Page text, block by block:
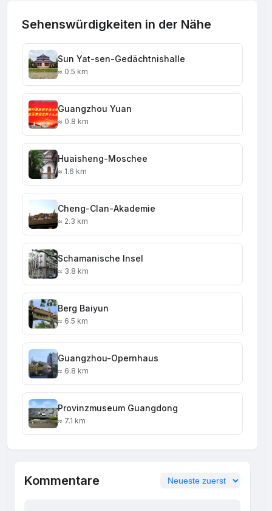
Sehenswürdigkeiten in der Nähe
Sun Yat-sen-Gedächtnishalle
≈ 0.5 km
Guangzhou Yuan
≈ 0.8 km
Huaisheng-Moschee
≈ 1.6 km
Cheng-Clan-Akademie
≈ 2.3 km
Schamanische Insel
≈ 3.8 km
Berg Baiyun
≈ 6.5 km
Guangzhou-Opernhaus
≈ 6.8 km
Provinzmuseum Guangdong
≈ 7.1 km
Kommentare